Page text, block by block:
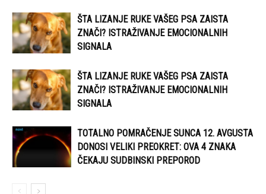
ŠTA LIZANJE RUKE VAŠEG PSA ZAISTA
ZNAČI? ISTRAŽIVANJE EMOCIONALNIH
SIGNALA
ŠTA LIZANJE RUKE VAŠEG PSA ZAISTA
ZNAČI? ISTRAŽIVANJE EMOCIONALNIH
SIGNALA
TOTALNO POMRAČENJE SUNCA 12. AVGUSTA
DONOSI VELIKI PREOKRET: OVA 4 ZNAKA
ČEKAJU SUDBINSKI PREPOROD